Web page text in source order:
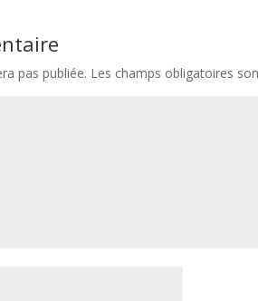
pas publiée. Les champs obligatoires